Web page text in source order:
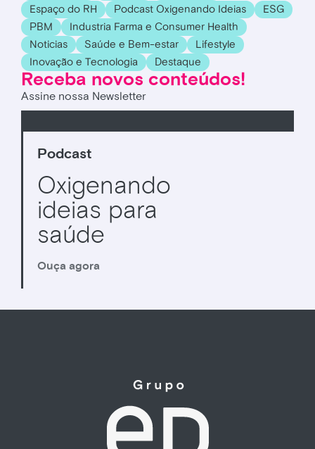
Espaço do RH
Podcast Oxigenando Ideias
ESG
PBM
Industria Farma e Consumer Health
Noticias
Saúde e Bem-estar
Lifestyle
Inovação e Tecnologia
Destaque
Receba novos conteúdos!
Assine nossa Newsletter
Podcast
Oxigenando
ideias para
saúde
Ouça agora